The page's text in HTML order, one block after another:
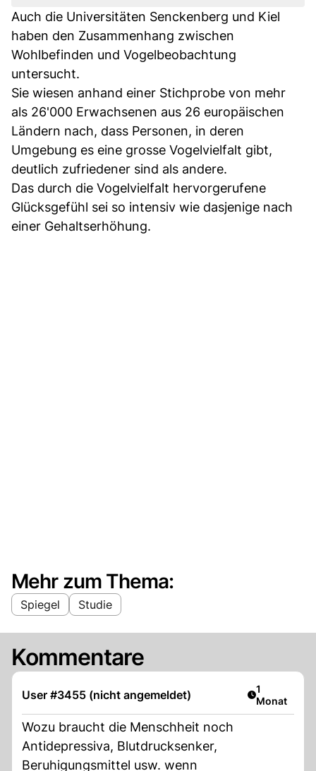
Auch die Universitäten Senckenberg und Kiel
haben den Zusammenhang zwischen
Wohlbefinden und Vogelbeobachtung
untersucht.
Sie wiesen anhand einer Stichprobe von mehr
als 26'000 Erwachsenen aus 26 europäischen
Ländern nach, dass Personen, in deren
Umgebung es eine grosse Vogelvielfalt gibt,
deutlich zufriedener sind als andere.
Das durch die Vogelvielfalt hervorgerufene
Glücksgefühl sei so intensiv wie dasjenige nach
einer Gehaltserhöhung.
Mehr zum Thema:
Spiegel Studie
Kommentare
User #3455 (nicht angemeldet) Artikel
1
Monat
Wozu braucht die Menschheit noch
Antidepressiva, Blutdrucksenker,
Beruhigungsmittel usw. wenn